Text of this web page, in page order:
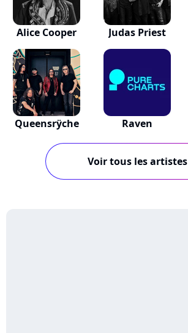
Alice Cooper Judas Priest
Queensrÿche Raven
Voir tous les artistes